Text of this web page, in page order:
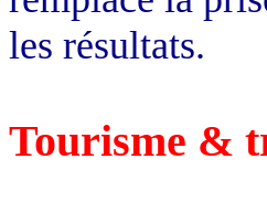
les résultats.
Tourisme &